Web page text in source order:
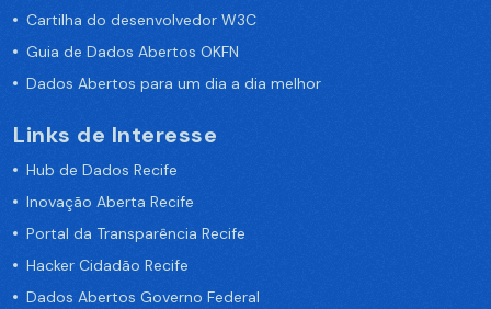
Cartilha do desenvolvedor W3C
Guia de Dados Abertos OKFN
Dados Abertos para um dia a dia melhor
Links de Interesse
Hub de Dados Recife
Inovação Aberta Recife
Portal da Transparência Recife
Hacker Cidadão Recife
Dados Abertos Governo Federal